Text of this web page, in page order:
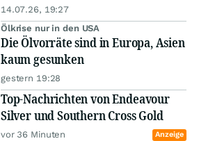
14.07.26, 19:27
Ölkrise nur in den USA
Die Ölvorräte sind in Europa, Asien
kaum gesunken
gestern 19:28
Top-Nachrichten von Endeavour
Silver und Southern Cross Gold
vor 36 Minuten Anzeige